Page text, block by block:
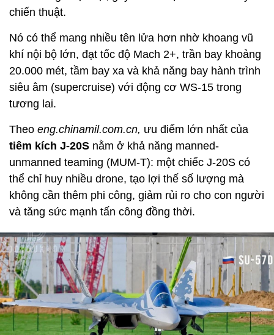
chiến thuật.
Nó có thể mang nhiều tên lửa hơn nhờ khoang vũ
khí nội bộ lớn, đạt tốc độ Mach 2+, trần bay khoảng
20.000 mét, tầm bay xa và khả năng bay hành trình
siêu âm (supercruise) với động cơ WS-15 trong
tương lai.
Theo eng.chinamil.com.cn, ưu điểm lớn nhất của
tiêm kích J-20S nằm ở khả năng manned-
unmanned teaming (MUM-T): một chiếc J-20S có
thể chỉ huy nhiều drone, tạo lợi thế số lượng mà
không cần thêm phi công, giảm rủi ro cho con người
và tăng sức mạnh tấn công đồng thời.